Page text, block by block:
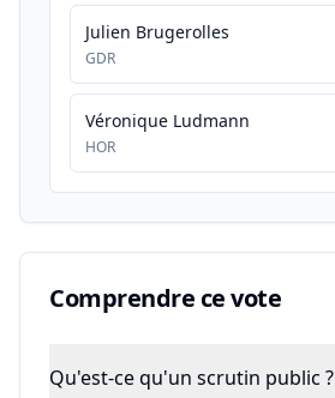
Julien Brugerolles
GDR
Véronique Ludmann
HOR
Comprendre ce vote
Qu'est-ce qu'un scrutin public ?